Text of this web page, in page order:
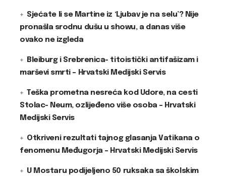
Sjećate li se Martine iz ‘Ljubav je na selu’? Nije
pronašla srodnu dušu u showu, a danas više
ovako ne izgleda
Bleiburg i Srebrenica- titoistički antifašizam i
marševi smrti – Hrvatski Medijski Servis
Teška prometna nesreća kod Udore, na cesti
Stolac- Neum, ozlijeđeno više osoba – Hrvatski
Medijski Servis
Otkriveni rezultati tajnog glasanja Vatikana o
fenomenu Međugorja – Hrvatski Medijski Servis
U Mostaru podijeljeno 50 ruksaka sa školskim